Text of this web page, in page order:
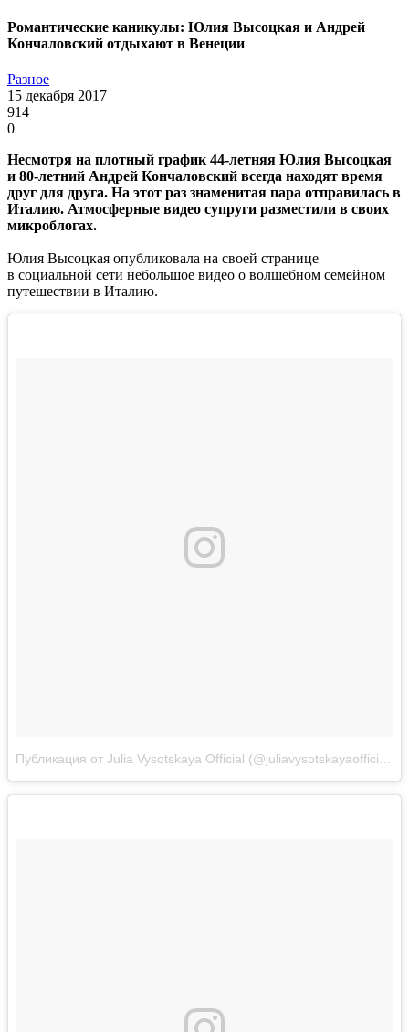
Романтические каникулы: Юлия Высоцкая и Андрей
Кончаловский отдыхают в Венеции
Разное
15 декабря 2017
914
0
Несмотря на плотный график 44-летняя Юлия Высоцкая
и 80-летний Андрей Кончаловский всегда находят время
друг для друга. На этот раз знаменитая пара отправилась в
Италию. Атмосферные видео супруги разместили в своих
микроблогах.
Юлия Высоцкая опубликовала на своей странице
в социальной сети небольшое видео о волшебном семейном
путешествии в Италию.
Публикация от Julia Vysotskaya Official (@juliavysotskayaofficial)